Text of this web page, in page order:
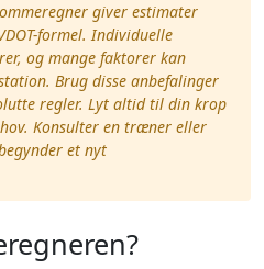
giver estimater
formel. Individuelle
og mange faktorer kan
Brug disse anbefalinger
regler. Lyt altid til din krop
Konsulter en træner eller
et nyt